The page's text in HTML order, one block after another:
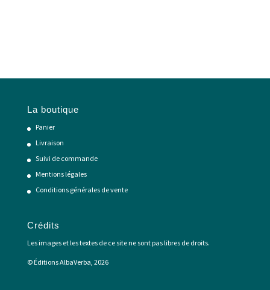
La boutique
Panier
Livraison
Suivi de commande
Mentions légales
Conditions générales de vente
Crédits
Les images et les textes de ce site ne sont pas libres de droits.
© Éditions AlbaVerba, 2026